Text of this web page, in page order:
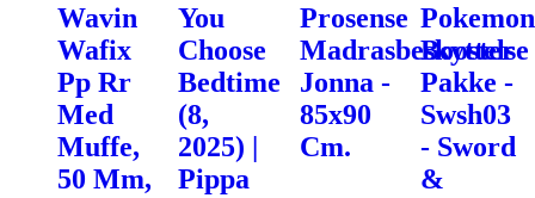
Wavin
Wafix
Pp Rr
Med
Muffe,
50 Mm,
You
Choose
Bedtime
(8,
2025) |
Pippa
Prosense
Madrasbeskyttelse
Jonna -
85x90
Cm.
Pokemon
Booster
Pakke -
Swsh03
- Sword
&